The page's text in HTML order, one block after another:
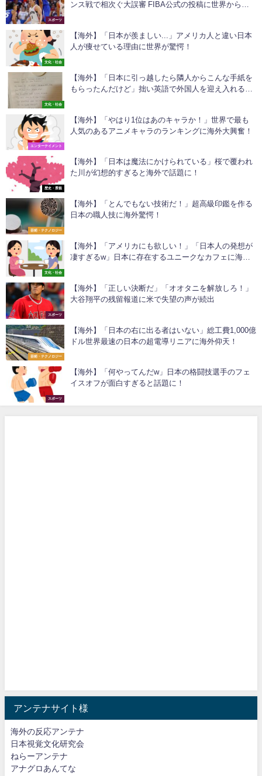
スポーツ
ンス戦で相次ぐ大誤審 FIBA公式の投稿に世界から批
文化・社会
【海外】「日本が羨ましい...」アメリカ人と違い日本
人が痩せている理由に世界が驚愕！
文化・社会
【海外】「日本に引っ越したら隣人からこんな手紙を
もらったんだけど」拙い英語で外国人を迎え入れる日
エンターテイメント
【海外】「やはり1位はあのキャラか！」世界で最も
人気のあるアニメキャラのランキングに海外大興奮！
歴史・景観
【海外】「日本は魔法にかけられている」桜で覆われ
た川が幻想的すぎると海外で話題に！
芸術・テクノロジー
【海外】「とんでもない技術だ！」超高級印鑑を作る
日本の職人技に海外驚愕！
文化・社会
【海外】「アメリカにも欲しい！」「日本人の発想が
凄すぎるw」日本に存在するユニークなカフェに海外
スポーツ
【海外】「正しい決断だ」「オオタニを解放しろ！」
大谷翔平の残留報道に米で失望の声が続出
芸術・テクノロジー
【海外】「日本の右に出る者はいない」総工費1,000億
ドル世界最速の日本の超電導リニアに海外仰天！
スポーツ
【海外】「何やってんだw」日本の格闘技選手のフェ
イスオフが面白すぎると話題に！
アンテナサイト様
海外の反応アンテナ
日本視覚文化研究会
ねらーアンテナ
アナグロあんてな